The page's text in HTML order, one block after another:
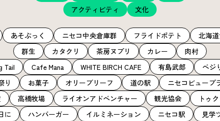
アクティビティ
文化
あそぶっく ニセコ中央倉庫群 フライドポテト
北海
群生
カタクリ 茶房ヌプリ カレー
肉村
Tail
Cafe Mana WHITE BIRCH CAFE 有島武郎
ベジ
り
お菓子 オリーブリーフ 道の駅
ニセコビュープ
高橋牧場 ライオンアドベンチャー 観光協会
トゥ
に
ハンバーガー イルミネーション ニセコ駅 見学